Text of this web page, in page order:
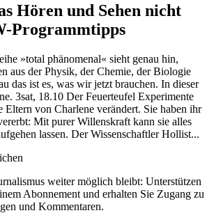
Hören und Sehen nicht
Programmtipps
»total phänomenal« sieht genau hin,
aus der Physik, der Chemie, der Biologie
das ist es, was wir jetzt brauchen. In dieser
3sat, 18.10 Der Feuerteufel Experimente
Eltern von Charlene verändert. Sie haben ihr
Mit purer Willenskraft kann sie alles
lassen. Der Wissenschaftler Hollist...
weiter möglich bleibt: Unterstützen
Abonnement und erhalten Sie Zugang zu
und Kommentaren.